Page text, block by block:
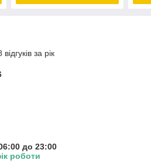
за рік
до 23:00
роботи